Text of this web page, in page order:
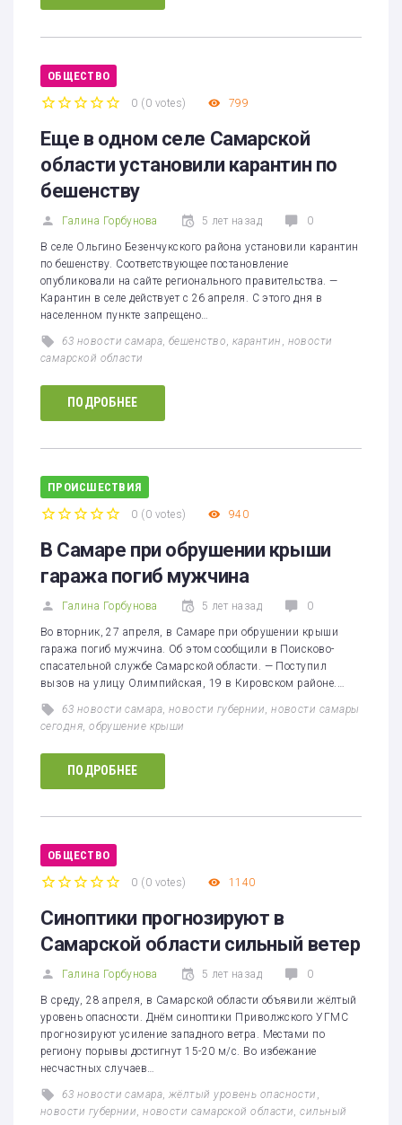
ОБЩЕСТВО
0 (0 votes) 799
Еще в одном селе Самарской
области установили карантин по
бешенству
Галина Горбунова 5 лет назад 0
В селе Ольгино Безенчукского района установили карантин
по бешенству. Соответствующее постановление
опубликовали на сайте регионального правительства. —
Карантин в селе действует с 26 апреля. С этого дня в
населенном пункте запрещено…
63 новости самара ,бешенство карантин
новости
самарской области
ПОДРОБНЕЕ
ПРОИСШЕСТВИЯ
0 (0 votes) 940
В Самаре при обрушении крыши
гаража погиб мужчина
Галина Горбунова 5 лет назад 0
Во вторник, 27 апреля, в Самаре при обрушении крыши
гаража погиб мужчина. Об этом сообщили в Поисково-
спасательной службе Самарской области. — Поступил
вызов на улицу Олимпийская, 19 в Кировском районе.…
63 новости самара ,новости губернии ,новости самары
сегодня ,обрушение крыши
ПОДРОБНЕЕ
ОБЩЕСТВО
0 (0 votes) 1140
Синоптики прогнозируют в
Самарской области сильный ветер
Галина Горбунова 5 лет назад 0
В среду, 28 апреля, в Самарской области объявили жёлтый
уровень опасности. Днём синоптики Приволжского УГМС
прогнозируют усиление западного ветра. Местами по
региону порывы достигнут 15-20 м/с. Во избежание
несчастных случаев…
63 новости самара жёлтый уровень опасности
новости губернии ,новости самарской области ,сильный